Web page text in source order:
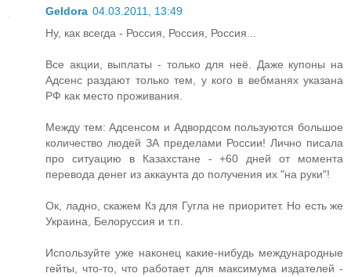
Geldora 04.03.2011, 13:49
Ну, как всегда - Россия, Россия, Россия...
Все акции, выплаты - только для неё. Даже купоны на
Адсенс раздают только тем, у кого в вебманях указана
РФ как место проживания.
Между тем: Адсенсом и Адвордсом пользуются большое
количество людей ЗА пределами России! Лично писала
про ситуацию в Казахстане - +60 дней от момента
перевода денег из аккаунта до получения их "на руки"!
Ок, ладно, скажем Кз для Гугла не приоритет. Но есть же
Украина, Белоруссия и т.п.
Используйте уже наконец какие-нибудь международные
гейты, что-то, что работает для максимума издателей -